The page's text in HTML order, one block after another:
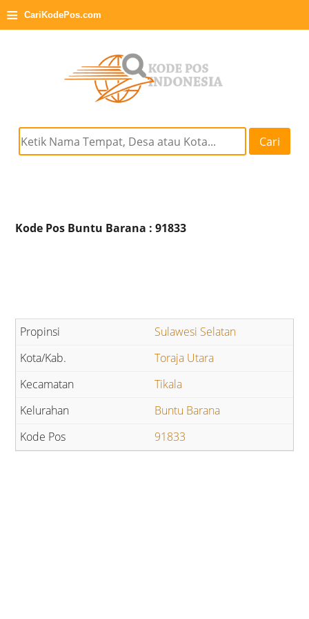
≡ CariKodePos.com
Cari
Kode Pos Buntu Barana : 91833
Sulawesi Selatan
Toraja Utara
Tikala
Buntu Barana
91833